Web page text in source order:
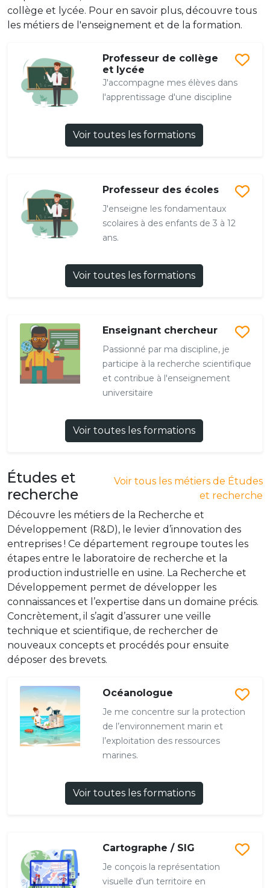
collège et lycée. Pour en savoir plus, découvre tous
les métiers de l'enseignement et de la formation.
Professeur de collège
et lycée
J'accompagne mes élèves dans
l'apprentissage d'une discipline
Voir toutes les formations
Professeur des écoles
J'enseigne les fondamentaux
scolaires à des enfants de 3 à 12
ans.
Voir toutes les formations
Enseignant chercheur
Passionné par ma discipline, je
participe à la recherche scientifique
et contribue à l'enseignement
universitaire
Voir toutes les formations
Études et
recherche
Voir tous les métiers de Études
et recherche
Découvre les métiers de la Recherche et
Développement (R&D), le levier d’innovation des
entreprises ! Ce département regroupe toutes les
étapes entre le laboratoire de recherche et la
production industrielle en usine. La Recherche et
Développement permet de développer les
connaissances et l’expertise dans un domaine précis.
Concrètement, il s’agit d’assurer une veille
technique et scientifique, de rechercher de
nouveaux concepts et procédés pour ensuite
déposer des brevets.
Océanologue
Je me concentre sur la protection
de l’environnement marin et
l’exploitation des ressources
marines.
Voir toutes les formations
Cartographe / SIG
Je conçois la représentation
visuelle d’un territoire en